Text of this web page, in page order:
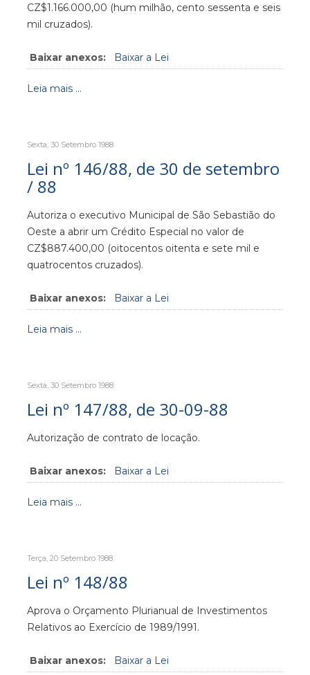
CZ$1.166.000,00 (hum milhão, cento sessenta e seis
mil cruzados).
Baixar anexos: Baixar a Lei
Leia mais ...
Sexta, 30 Setembro 1988
Lei nº 146/88, de 30 de setembro
/ 88
Autoriza o executivo Municipal de São Sebastião do
Oeste a abrir um Crédito Especial no valor de
CZ$887.400,00 (oitocentos oitenta e sete mil e
quatrocentos cruzados).
Baixar anexos: Baixar a Lei
Leia mais ...
Sexta, 30 Setembro 1988
Lei nº 147/88, de 30-09-88
Autorização de contrato de locação.
Baixar anexos: Baixar a Lei
Leia mais ...
Terça, 20 Setembro 1988
Lei nº 148/88
Aprova o Orçamento Plurianual de Investimentos
Relativos ao Exercício de 1989/1991.
Baixar anexos: Baixar a Lei